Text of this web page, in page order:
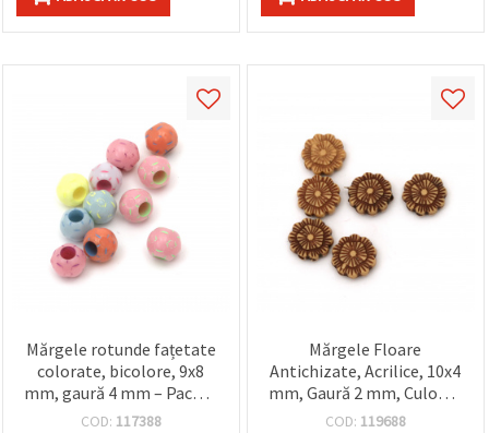
Mărgele rotunde fațetate
colorate, bicolore, 9x8
mm, gaură 4 mm – Pachet
20 g (~65 buc) – Ideale
COD: 117388
Mărgele Floare
Antichizate, Acrilice, 10x4
mm, Gaură 2 mm, Culoare
Maro - 50 grame (~225
COD: 119688